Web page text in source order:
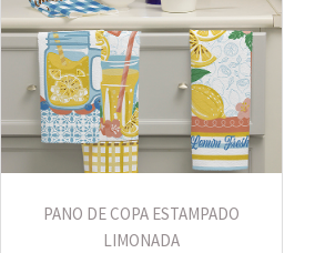
PANO DE COPA ESTAMPADO
LIMONADA